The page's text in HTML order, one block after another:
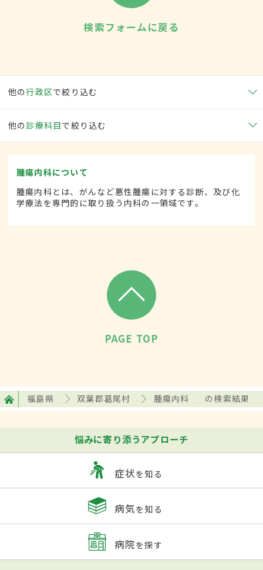
検索フォームに戻る
他の行政区で絞り込む
他の 診療科目で絞り込む
腫瘍内科について
腫瘍内科とは、がんなど悪性腫瘍に対する診断、及び化
学療法を専門的に取り扱う内科の一領域です。
PAGE TOP
福島県 双葉郡葛尾村 腫瘍内科 の検索結果
悩みに寄り添うアプローチ
症状を知る
病気を知る
病院を探す